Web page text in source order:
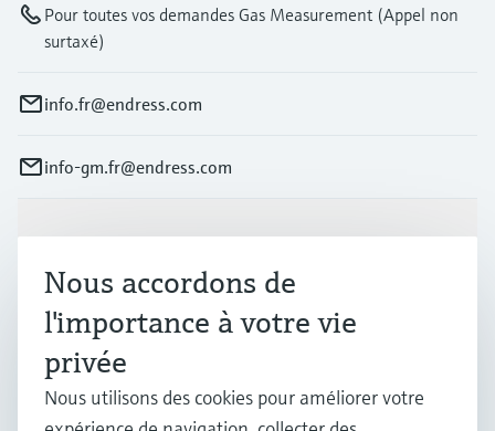
Pour toutes vos demandes Gas Measurement (Appel non
surtaxé)
info.fr@endress.com
info-gm.fr@endress.com
Produits et services
Industries
Support
Nous accordons de
l'importance à votre vie
privée
Nous utilisons des cookies pour améliorer votre